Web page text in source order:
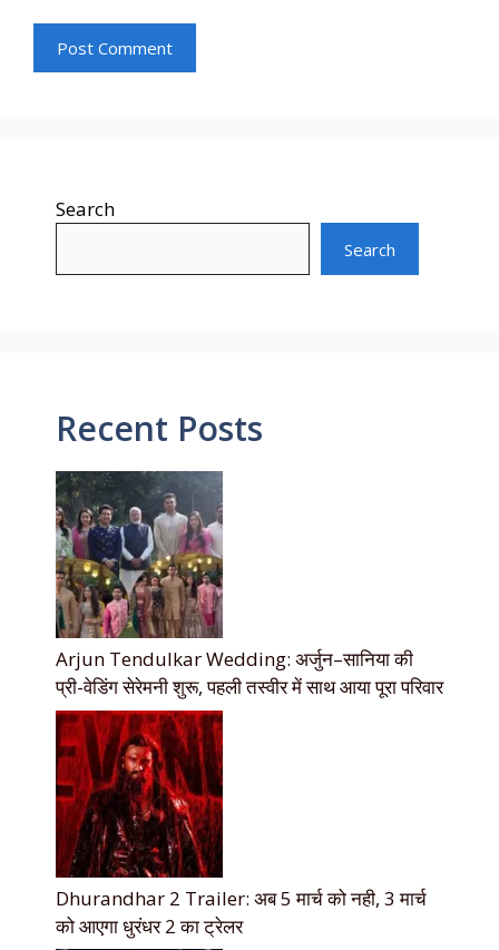
Search
Search
Recent Posts
Arjun Tendulkar Wedding: अर्जुन–सानिया की
प्री-वेडिंग सेरेमनी शुरू, पहली तस्वीर में साथ आया पूरा परिवार
Dhurandhar 2 Trailer: अब 5 मार्च को नही, 3 मार्च
को आएगा धुरंधर 2 का ट्रेलर